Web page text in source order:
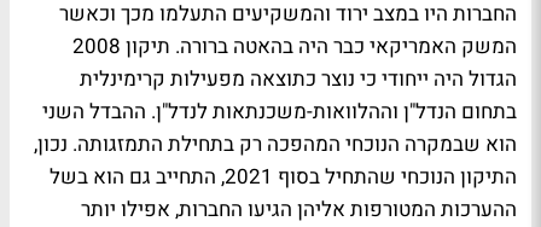
החברות היו במצב ירוד והמשקיעים התעלמו מכך וכאשר
המשק האמריקאי כבר היה בהאטה ברורה. תיקון 2008
הגדול היה ייחודי כי נוצר כתוצאה מפעילות קרימינלית
בתחום הנדל"ן וההלוואות-משכנתאות לנדל"ן. ההבדל השני
הוא שבמקרה הנוכחי המהפכה רק בתחילת התמזגותה. נכון,
התיקון הנוכחי שהתחיל בסוף 2021, התחייב גם הוא בשל
ההערכות המטורפות אליהן הגיעו החברות, אפילו יותר